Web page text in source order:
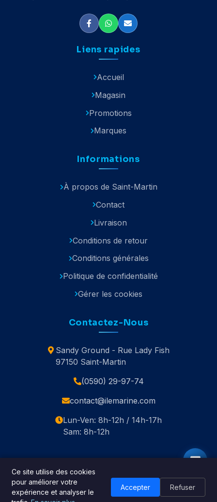
Liens rapides
Accueil
Magasin
Promotions
Marques
Informations
À propos de Saint-Martin
Contact
Livraison
Conditions de retour
Conditions générales
Politique de confidentialité
Gérer les cookies
Contactez-Nous
Sandy Ground - Rue Lady Fish
97150 Saint-Martin
(0590) 29-97-74
contact@ilemarine.com
Lun-Ven: 8h-12h / 14h-17h
Sam: 8h-12h
© 2020-2026 Île Marine. Tous droits réservés.
🇬🇧 English
Ce site utilise des cookies
pour améliorer votre
expérience et analyser le
Accepter Refuser